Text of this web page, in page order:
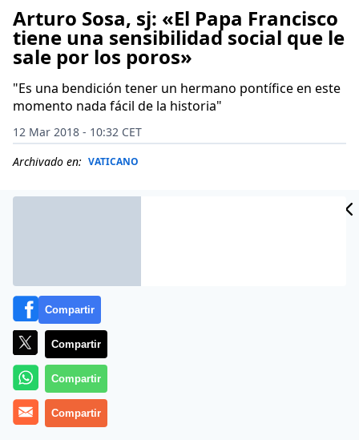
Arturo Sosa, sj: «El Papa Francisco
tiene una sensibilidad social que le
sale por los poros»
"Es una bendición tener un hermano pontífice en este
momento nada fácil de la historia"
12 Mar 2018 - 10:32 CET
Archivado en: VATICANO
Vatican News).- «
Compartir
Compartir
Compartir
Compartir